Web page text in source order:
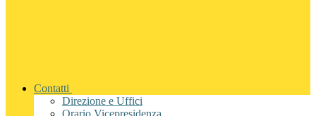
Contatti
Direzione e Uffici